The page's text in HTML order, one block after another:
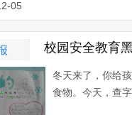
05
校园安全教育
冬天来了，你给
食物。今天，查